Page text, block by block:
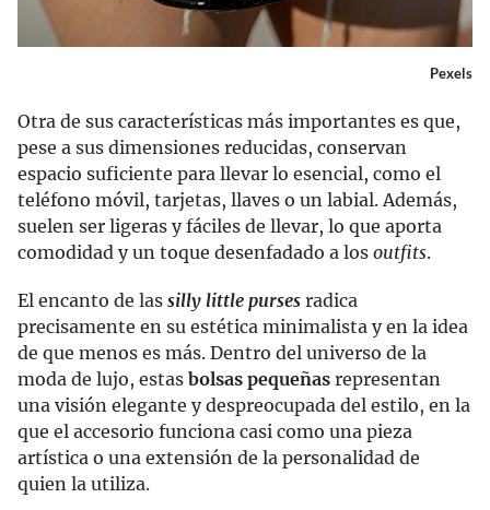
Pexels
Otra de sus características más importantes es que,
pese a sus dimensiones reducidas, conservan
espacio suficiente para llevar lo esencial, como el
teléfono móvil, tarjetas, llaves o un labial. Además,
suelen ser ligeras y fáciles de llevar, lo que aporta
comodidad y un toque desenfadado a los outfits.
El encanto de las silly little purses radica
precisamente en su estética minimalista y en la idea
de que menos es más. Dentro del universo de la
moda de lujo, estas bolsas pequeñas representan
una visión elegante y despreocupada del estilo, en la
que el accesorio funciona casi como una pieza
artística o una extensión de la personalidad de
quien la utiliza.